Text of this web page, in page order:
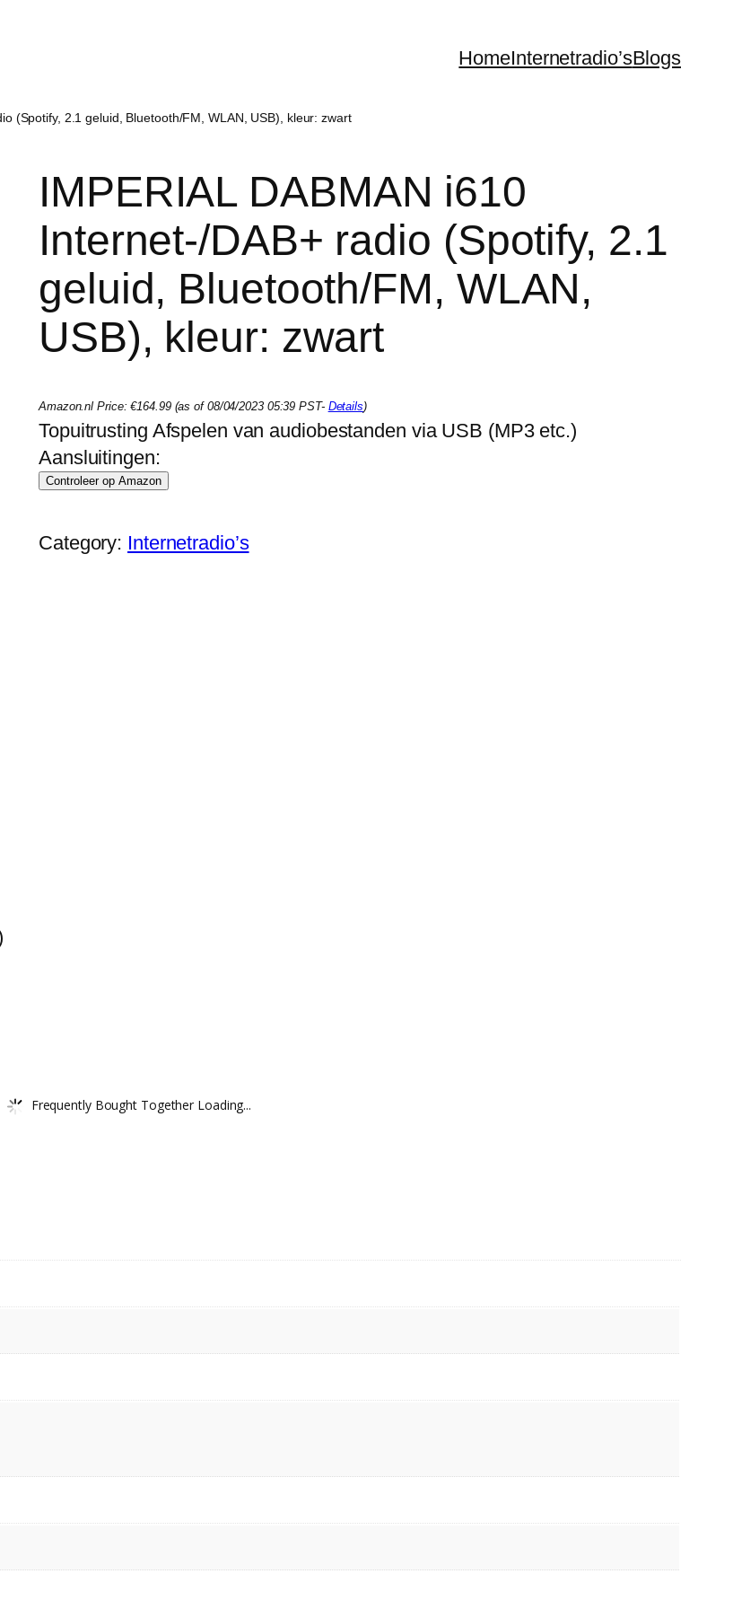
HomeInternetradio’sBlogs
(Spotify, 2.1 geluid, Bluetooth/FM, WLAN, USB), kleur: zwart
IMPERIAL DABMAN i610
Internet-/DAB+ radio (Spotify, 2.1
geluid, Bluetooth/FM, WLAN,
USB), kleur: zwart
Amazon.nl Price:€164.99(as of 08/04/2023 05:39 PST- Details)
Topuitrusting Afspelen van audiobestanden via USB (MP3 etc.)
Aansluitingen:
Controleer op Amazon
Category: Internetradio’s
Frequently Bought Together Loading...